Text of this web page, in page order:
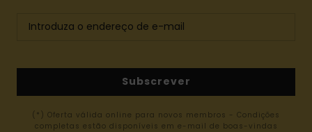
Subscrever
(*) Oferta válida online para novos membros - Condições
completas estão disponíveis em e-mail de boas-vindas